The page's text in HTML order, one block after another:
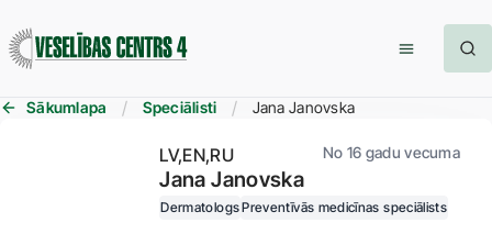
Sākumlapa Speciālisti Jana Janovska
LV EN RU No 16 gadu vecuma
Jana Janovska
DermatologsPreventīvās medicīnas speciālists